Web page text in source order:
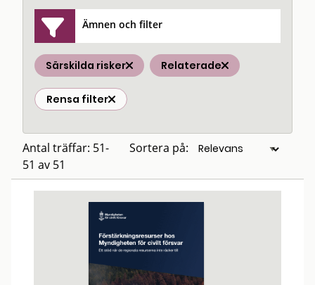
Ämnen och filter
Särskilda risker Relaterade
Rensa filter
Antal träffar: 51-
51 av 51
Sortera på: